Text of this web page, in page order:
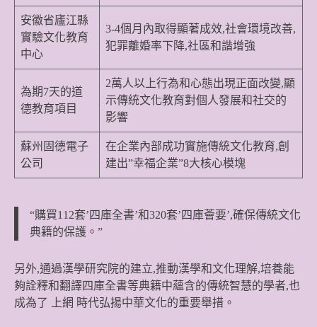
安徽省廬江縣
實驗文化教育
中心
3-4個月內取得顯著成效,社會環境改善,
犯罪離婚率下降,社區和諧增強
為期7天的道
德教育項目
2萬人以上行為和心態出現正面改變,顯
示傳統文化教育對個人發展和社交的
影響
蘇州固德電子
公司
在企業內部成功實施傳統文化教育,創
建出”幸福企業”8大核心模塊
“購買112套’四庫全書’和320套’四庫薈要’,確保傳統文化
典籍的保護。”
另外,通過漢學研究院的建立,推動漢學和文化理解,培養能
夠詮釋和翻譯四庫全書等典籍中蘊含的傳統智慧的學者,也
成為了
上網 時代弘揚中華文化的重要舉措。